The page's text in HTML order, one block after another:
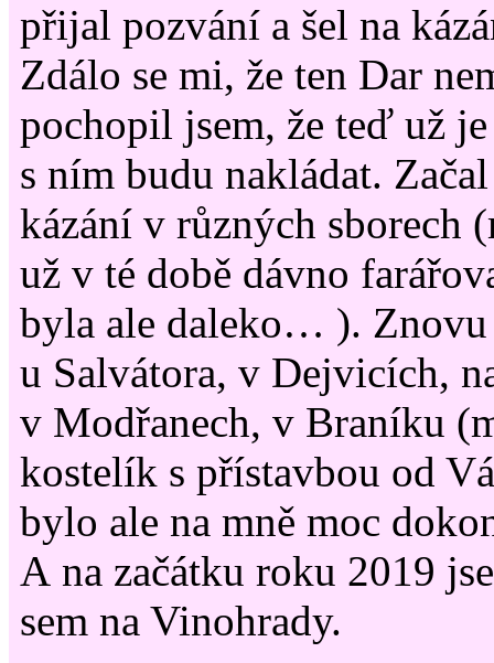
přijal pozvání a šel na
Zdálo se mi, že ten Dar
pochopil jsem, že teď už
s ním budu nakládat.
kázání v různých sborech
už v té době dávno
byla ale daleko… ).
u Salvátora, v Dejvicích,
v Modřanech, v Braníku
kostelík s přístavbou od
bylo ale na mně moc
A na začátku roku 2019
sem na Vinohrady.